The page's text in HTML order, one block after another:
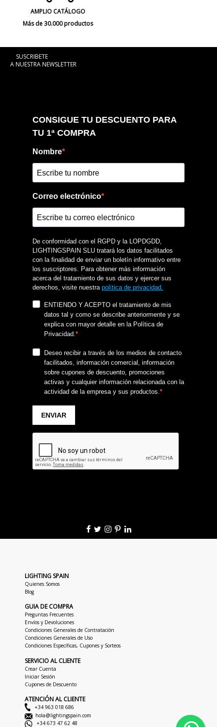
AMPLIO CATÁLOGO
Más de 30.000 productos
SUSCRIBETE
A NUESTRA NEWSLETTER
LIGHTING SPAIN
Quienes Somos
Blog
GUIA DE COMPRA
Preguntas Frecuentes
Envíos y Devoluciones
Condiciones Generales de Contratación
Condiciones Generales de Uso
Condiciones Específicas, Cupones y Sorteos
SERVICIO AL CLIENTE
Crear Cuenta
Iniciar Sesión
Cupones de Descuento
ATENCIÓN AL CLIENTE
+34 963 018 686
hola@lightingspain.com
+34 673 47 62 48